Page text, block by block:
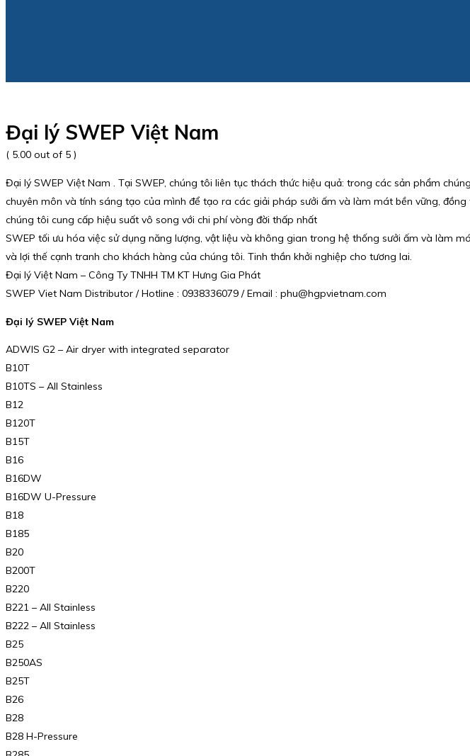
Đại lý SWEP Việt Nam
( 5.00 out of 5 )
Đại lý SWEP Việt Nam . Tại SWEP, chúng tôi liên tục thách thức hiệu quả: trong các sản phẩm
chuyên môn và tính sáng tạo của mình để tạo ra các giải pháp sưởi ấm và làm mát bền vững,
chúng tôi cung cấp hiệu suất vô song với chi phí vòng đời thấp nhất
SWEP tối ưu hóa việc sử dụng năng lượng, vật liệu và không gian trong hệ thống sưởi ấm và làm
và lợi thế cạnh tranh cho khách hàng của chúng tôi. Tinh thần khởi nghiệp cho tương lai.
Đại lý Việt Nam – Công Ty TNHH TM KT Hưng Gia Phát
SWEP Viet Nam Distributor / Hotline : 0938336079 / Email : phu@hgpvietnam.com
Đại lý SWEP Việt Nam
ADWIS G2 – Air dryer with integrated separator
B10T
B10TS – All Stainless
B12
B120T
B15T
B16
B16DW
B16DW U-Pressure
B18
B185
B20
B200T
B220
B221 – All Stainless
B222 – All Stainless
B25
B250AS
B25T
B26
B28
B28 H-Pressure